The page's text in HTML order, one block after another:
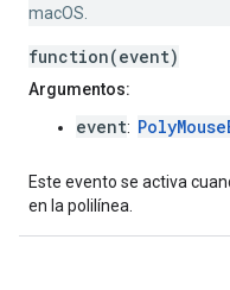
macOS.
function(event)
Argumentos:
event:
Este evento se activa
en la polilínea.